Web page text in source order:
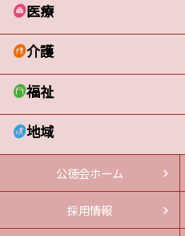
医療
介護
福祉
地域
公徳会ホーム
採用情報